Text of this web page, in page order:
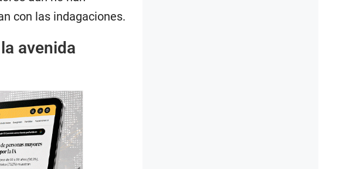
con las indagaciones.
avenida